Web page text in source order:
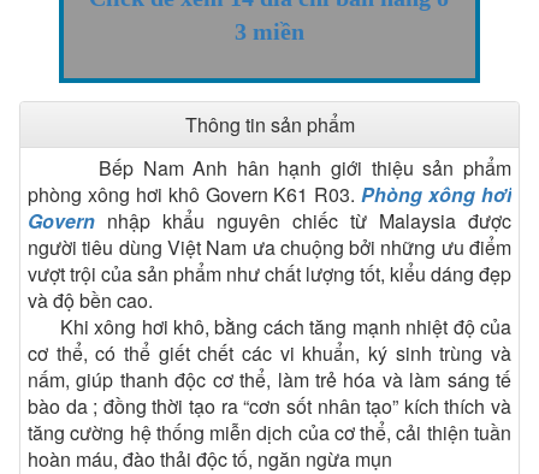
3 miền
Thông tin sản phẩm
Bếp Nam Anh hân hạnh giới thiệu sản phẩm
phòng xông hơi khô Govern K61 R03.Phòng xông hơi
Govern nhập khẩu nguyên chiếc từ Malaysia được
người tiêu dùng Việt Nam ưa chuộng bởi những ưu điểm
vượt trội của sản phẩm như chất lượng tốt, kiểu dáng đẹp
và độ bền cao.
Khi xông hơi khô, bằng cách tăng mạnh nhiệt độ của
cơ thể, có thể giết chết các vi khuẩn, ký sinh trùng và
nấm, giúp thanh độc cơ thể, làm trẻ hóa và làm sáng tế
bào da ; đồng thời tạo ra “cơn sốt nhân tạo” kích thích và
tăng cường hệ thống miễn dịch của cơ thể, cải thiện tuần
hoàn máu, đào thải độc tố, ngăn ngừa mụn